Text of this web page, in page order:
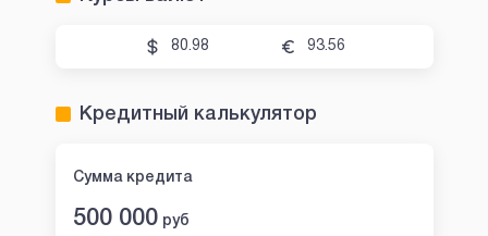
80.98 93.56
Кредитный калькулятор
Сумма кредита
500 000 руб